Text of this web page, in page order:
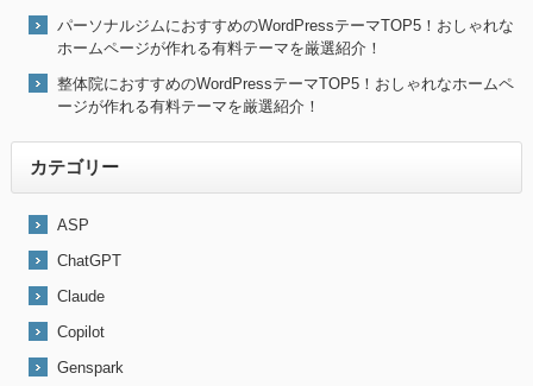
パーソナルジムにおすすめのWordPressテーマTOP5！おしゃれな
ホームページが作れる有料テーマを厳選紹介！
整体院におすすめのWordPressテーマTOP5！おしゃれなホームペ
ージが作れる有料テーマを厳選紹介！
カテゴリー
ASP
ChatGPT
Claude
Copilot
Genspark